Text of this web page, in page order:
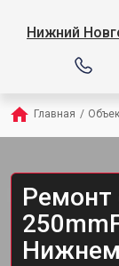
Нижний
Главная /
Ремонт